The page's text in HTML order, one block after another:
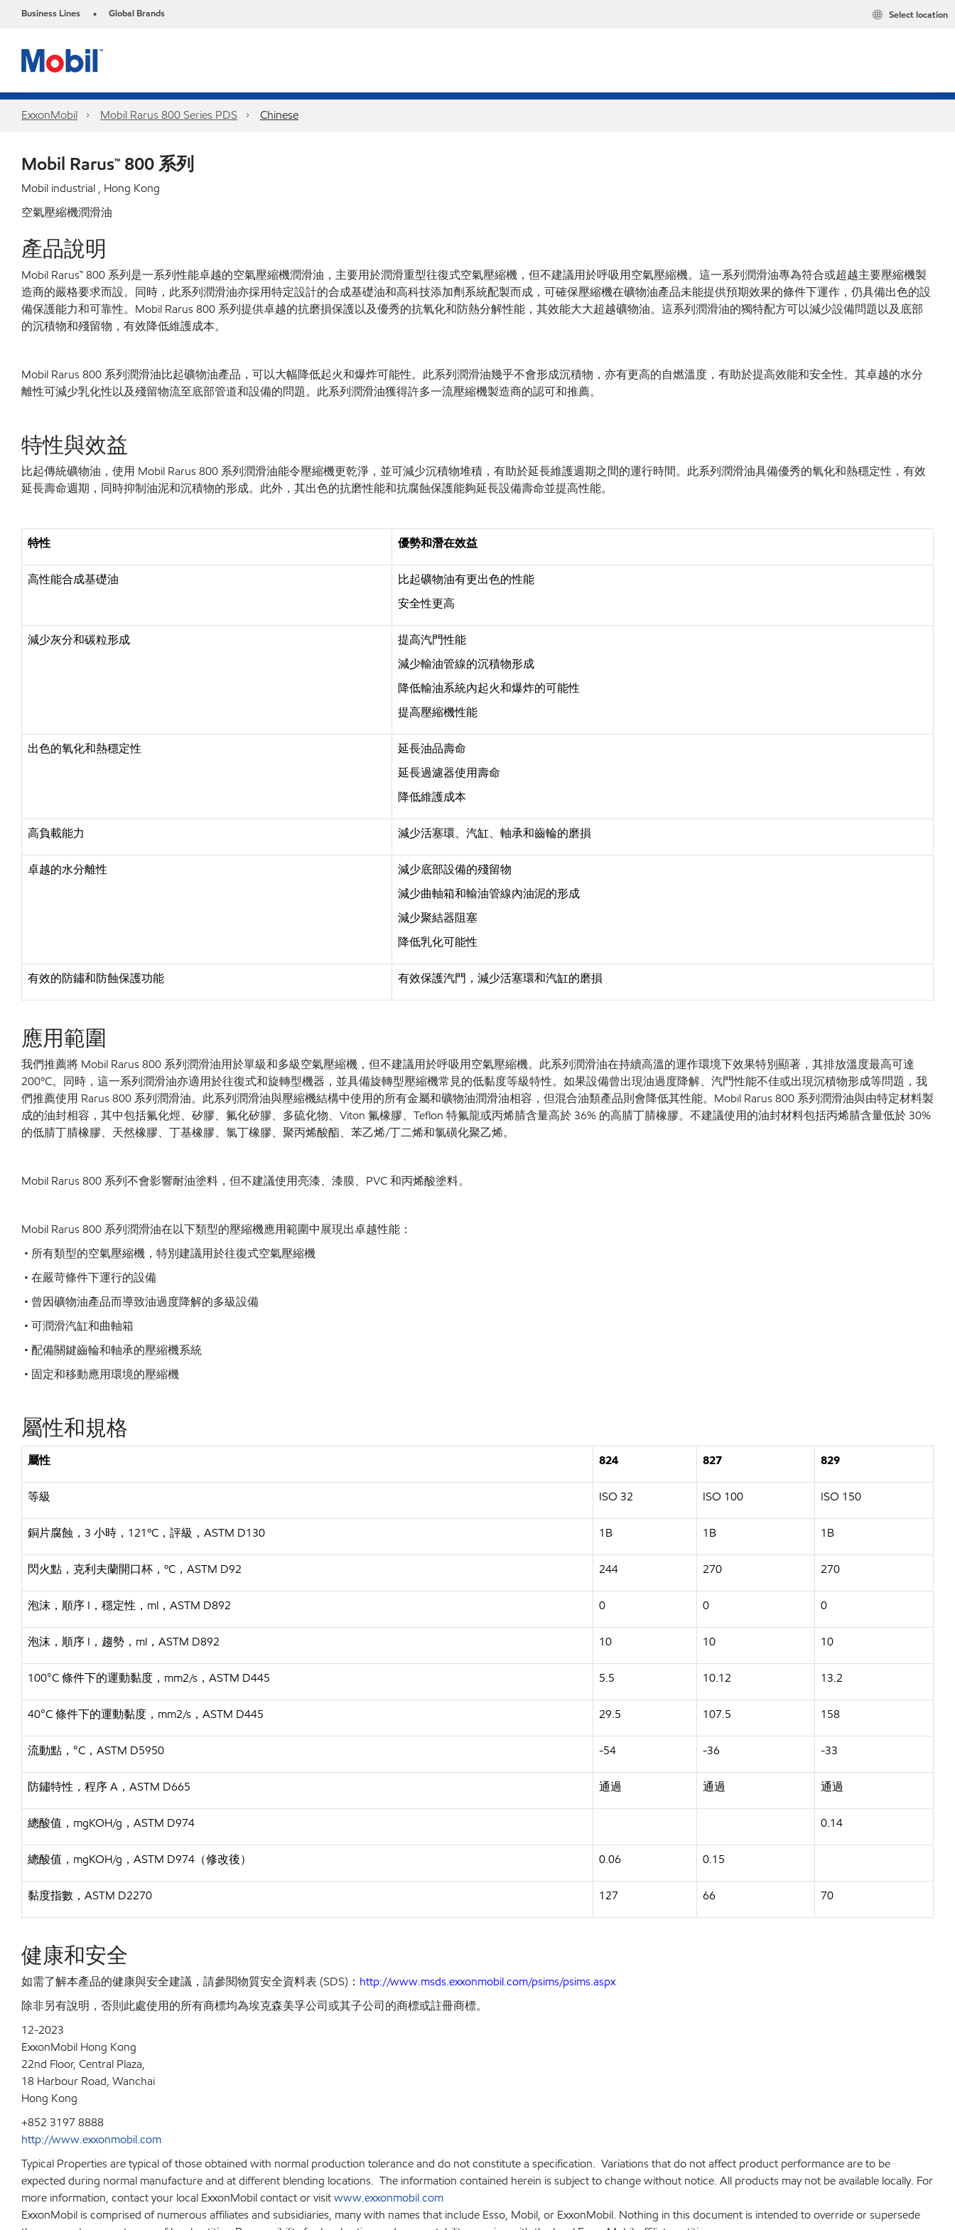
Business Lines • Global Brands Select location
ExxonMobil Mobil Rarus 800 Series PDS Chinese
Mobil Rarus™ 800 系列
Mobil industrial , Hong Kong
空氣壓縮機潤滑油
產品說明
Mobil Rarus™ 800 系列是一系列性能卓越的空氣壓縮機潤滑油，主要用於潤滑重型往復式空氣壓縮機，但不建議用於呼吸用空氣壓縮機。這一系列潤滑油專為符合或超越主要壓縮機製
造商的嚴格要求而設。同時，此系列潤滑油亦採用特定設計的合成基礎油和高科技添加劑系統配製而成，可確保壓縮機在礦物油產品未能提供預期效果的條件下運作，仍具備出色的設
備保護能力和可靠性。Mobil Rarus 800 系列提供卓越的抗磨損保護以及優秀的抗氧化和防熱分解性能，其效能大大超越礦物油。這系列潤滑油的獨特配方可以減少設備問題以及底部
的沉積物和殘留物，有效降低維護成本。
Mobil Rarus 800 系列潤滑油比起礦物油產品，可以大幅降低起火和爆炸可能性。此系列潤滑油幾乎不會形成沉積物，亦有更高的自燃溫度，有助於提高效能和安全性。其卓越的水分
離性可減少乳化性以及殘留物流至底部管道和設備的問題。此系列潤滑油獲得許多一流壓縮機製造商的認可和推薦。
特性與效益
比起傳統礦物油，使用 Mobil Rarus 800 系列潤滑油能令壓縮機更乾淨，並可減少沉積物堆積，有助於延長維護週期之間的運行時間。此系列潤滑油具備優秀的氧化和熱穩定性，有效
延長壽命週期，同時抑制油泥和沉積物的形成。此外，其出色的抗磨性能和抗腐蝕保護能夠延長設備壽命並提高性能。
特性 優勢和潛在效益
高性能合成基礎油
比起礦物油有更出色的性能
安全性更高
減少灰分和碳粒形成
提高汽門性能
減少輸油管線的沉積物形成
降低輸油系統內起火和爆炸的可能性
提高壓縮機性能
出色的氧化和熱穩定性
延長油品壽命
延長過濾器使用壽命
降低維護成本
高負載能力 減少活塞環、汽缸、軸承和齒輪的磨損
卓越的水分離性
減少底部設備的殘留物
減少曲軸箱和輸油管線內油泥的形成
減少聚結器阻塞
降低乳化可能性
有效的防鏽和防蝕保護功能 有效保護汽門，減少活塞環和汽缸的磨損
應用範圍
我們推薦將 Mobil Rarus 800 系列潤滑油用於單級和多級空氣壓縮機，但不建議用於呼吸用空氣壓縮機。此系列潤滑油在持續高溫的運作環境下效果特別顯著，其排放溫度最高可達
200ºC。同時，這一系列潤滑油亦適用於往復式和旋轉型機器，並具備旋轉型壓縮機常見的低黏度等級特性。如果設備曾出現油過度降解、汽門性能不佳或出現沉積物形成等問題，我
們推薦使用 Rarus 800 系列潤滑油。此系列潤滑油與壓縮機結構中使用的所有金屬和礦物油潤滑油相容，但混合油類產品則會降低其性能。Mobil Rarus 800 系列潤滑油與由特定材料製
成的油封相容，其中包括氟化烴、矽膠、氟化矽膠、多硫化物、Viton 氟橡膠、Teflon 特氟龍或丙烯腈含量高於 36% 的高腈丁腈橡膠。不建議使用的油封材料包括丙烯腈含量低於 30%
的低腈丁腈橡膠、天然橡膠、丁基橡膠、氯丁橡膠、聚丙烯酸酯、苯乙烯/丁二烯和氯磺化聚乙烯。
Mobil Rarus 800 系列不會影響耐油塗料，但不建議使用亮漆、漆膜、PVC 和丙烯酸塗料。
Mobil Rarus 800 系列潤滑油在以下類型的壓縮機應用範圍中展現出卓越性能：
• 所有類型的空氣壓縮機，特別建議用於往復式空氣壓縮機
• 在嚴苛條件下運行的設備
• 曾因礦物油產品而導致油過度降解的多級設備
• 可潤滑汽缸和曲軸箱
• 配備關鍵齒輪和軸承的壓縮機系統
• 固定和移動應用環境的壓縮機
屬性和規格
屬性 824 827 829
等級 ISO 32 ISO 100 ISO 150
銅片腐蝕， 3 小時，121ºC，評級，ASTM D130 1B 1B 1B
閃火點，克利夫蘭開口杯， ºC，ASTM D92 244 270 270
泡沫，順序 I，穩定性，ml，ASTM D892 0 0 0
泡沫，順序 I，趨勢，ml，ASTM D892 10 10 10
100°C 條件下的運動黏度，mm2/s，ASTM D445 5.5 10.12 13.2
40°C 條件下的運動黏度，mm2/s，ASTM D445 29.5 107.5 158
流動點， °C，ASTM D5950 -54 -36 -33
防鏽特性，程序A，ASTM D665 通過 通過 通過
總酸值， mgKOH/g，ASTM D974 0.14
總酸值， mgKOH/g，ASTM D974（修改後） 0.06 0.15
黏度指數， ASTM D2270 127 66 70
健康和安全
如需了解本產品的健康與安全建議，請參閱物質安全資料表 (SDS)： http://www.msds.exxonmobil.com/psims/psims.aspx
除非另有說明，否則此處使用的所有商標均為埃克森美孚公司或其子公司的商標或註冊商標。
12-2023
ExxonMobil Hong Kong
22nd Floor, Central Plaza,
18 Harbour Road, Wanchai
Hong Kong
+852 3197 8888
http://www.exxonmobil.com
Typical Properties are typical of those obtained with normal production tolerance and do not constitute a specification. Variations that do not affect product performance are to be
expected during normal manufacture and at different blending locations. The information contained herein is subject to change without notice. All products may not be available locally. For
more information, contact your local ExxonMobil contact or visitwww.exxonmobil.com
ExxonMobil is comprised of numerous affiliates and subsidiaries, many with names that include Esso, Mobil, or ExxonMobil. Nothing in this document is intended to override or supersede